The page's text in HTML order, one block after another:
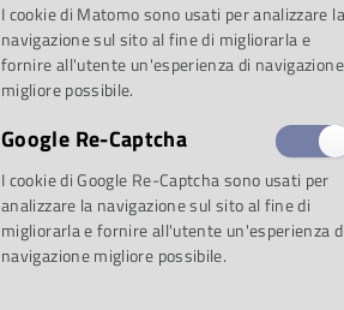
Da alcuni anni
acusmatica è
cartelloni
moderna e
I cookie di Matomo sono usati per analizzare la
navigazione sul sito al fine di migliorarla e
fornire all'utente un'esperienza di navigazione
migliore possibile.
Google Re-Captcha
I cookie di Google Re-Captcha sono usati per
analizzare la navigazione sul sito al fine di
migliorarla e fornire all'utente un'esperienza
navigazione migliore possibile.